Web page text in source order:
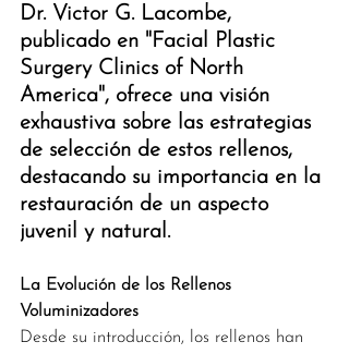
Dr. Victor G. Lacombe,
publicado en "Facial Plastic
Surgery Clinics of North
America", ofrece una visión
exhaustiva sobre las estrategias
de selección de estos rellenos,
destacando su importancia en la
restauración de un aspecto
juvenil y natural.
La Evolución de los Rellenos
Voluminizadores
Desde su introducción, los rellenos han